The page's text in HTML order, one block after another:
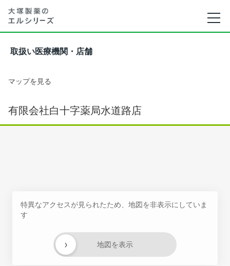
取扱い医療機関・店舗
マップを見る
有限会社白十字薬局水道路店
特異なアクセスが見られたため、地図を非表示にしていま
す
地図を表示
›